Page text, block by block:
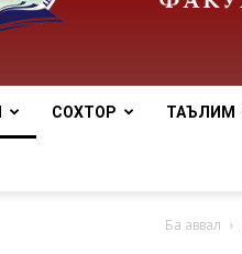
СОХТОР ТАЪЛИМ
Ба аввал